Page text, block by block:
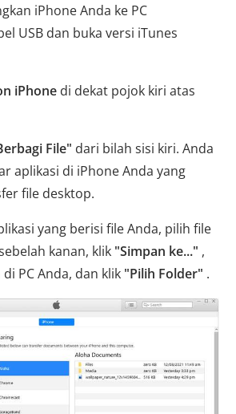
iPhone Anda ke PC
USB dan buka versi iTunes
iPhone di dekat pojok kiri atas
File" dari bilah sisi kiri. Anda
aplikasi di iPhone Anda yang
file desktop.
yang berisi file Anda, pilih file
kanan, klik "Simpan ke..." ,
PC Anda, dan klik "Pilih Folder" .